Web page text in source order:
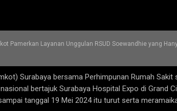
Pamerkan Layanan Unggulan RSUD Soewandhie yang
Surabaya bersama Perhimpunan Rumah Sakit
bertajuk Surabaya Hospital Expo di Grand
tanggal 19 Mei 2024 itu turut serta